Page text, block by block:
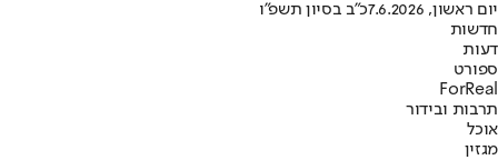
יום ראשון, 7.6.2026
כ"ב בסיון תשפ"ו
חדשות
דעות
ספורט
ForReal
תרבות ובידור
אוכל
מגזין